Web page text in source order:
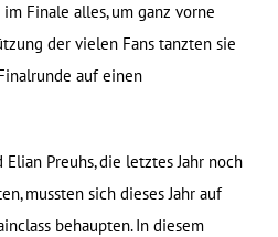
Finale alles, um ganz vorne
der vielen Fans tanzten sie
auf einen
Preuhs, die letztes Jahr noch
mussten sich dieses Jahr auf
behaupten. In diesem